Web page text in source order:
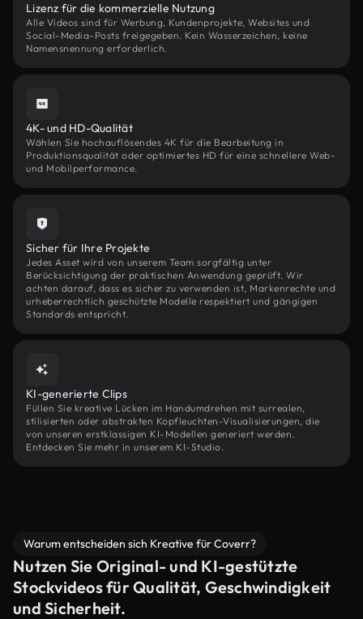
Lizenz für die kommerzielle Nutzung
Alle Videos sind für Werbung, Kundenprojekte, Websites und
Social-Media-Posts freigegeben. Kein Wasserzeichen, keine
Namensnennung erforderlich.
4K- und HD-Qualität
Wählen Sie hochauflösendes 4K für die Bearbeitung in
Produktionsqualität oder optimiertes HD für eine schnellere Web-
und Mobilperformance.
Sicher für Ihre Projekte
Jedes Asset wird von unserem Team sorgfältig unter
Berücksichtigung der praktischen Anwendung geprüft. Wir
achten darauf, dass es sicher zu verwenden ist, Markenrechte und
urheberrechtlich geschützte Modelle respektiert und gängigen
Standards entspricht.
KI-generierte Clips
Füllen Sie kreative Lücken im Handumdrehen mit surrealen,
stilisierten oder abstrakten Kopfleuchten-Visualisierungen, die
von unseren erstklassigen KI-Modellen generiert werden.
Entdecken Sie mehr in unserem KI-Studio.
Warum entscheiden sich Kreative für Coverr?
Nutzen Sie Original- und KI-gestützte
Stockvideos für Qualität, Geschwindigkeit
und Sicherheit.